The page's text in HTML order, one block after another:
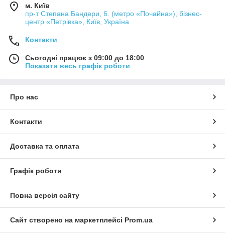
м. Київ
пр-т Степана Бандери, 6. (метро «Почайна»), бізнес-
центр «Петрівка», Київ, Україна
Контакти
Сьогодні працює з 09:00 до 18:00
Показати весь графік роботи
Про нас
Контакти
Доставка та оплата
Графік роботи
Повна версія сайту
Сайт створено на маркетплейсі Prom.ua